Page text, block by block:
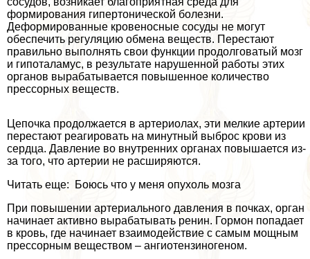
формирования гипертонической болезни.
Деформированные кровеносные сосуды не могут
обеспечить регуляцию обмена веществ. Перестают
правильно выполнять свои функции продолговатый мозг
и гипоталамус, в результате нарушенной работы этих
органов выpaбатывается повышенное количество
прессорных веществ.
Цепочка продолжается в артериолах, эти мелкие артерии
перестают реагировать на минутный выброс крови из
сердца. Давление во внутренних органах повышается из-
за того, что артерии не расширяются.
Читать еще: Боюсь что у меня опухоль мозга
При повышении артериального давления в почках, орган
начинает активно выpaбатывать ренин. Гормон попадает
в кровь, где начинает взаимодействие с самым мощным
прессорным веществом – ангиотензиногеном.